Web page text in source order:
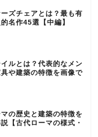
ズチェアとは？最も有
名作45選【中編】
ルとは？代表的なメン
や建築の特徴を画像で
の歴史と建築の特徴を
【古代ローマの様式・